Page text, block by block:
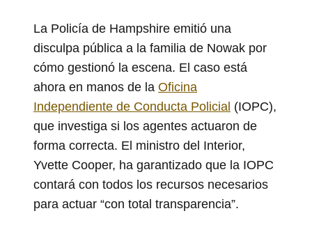
La Policía de Hampshire emitió una
disculpa pública a la familia de Nowak por
cómo gestionó la escena. El caso está
ahora en manos de la Oficina
Independiente de Conducta Policial (IOPC),
que investiga si los agentes actuaron de
forma correcta. El ministro del Interior,
Yvette Cooper, ha garantizado que la IOPC
contará con todos los recursos necesarios
para actuar “con total transparencia”.